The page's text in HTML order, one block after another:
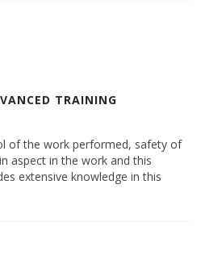
TRAINING
of the work performed, safety of
aspect in the work and this
extensive knowledge in this